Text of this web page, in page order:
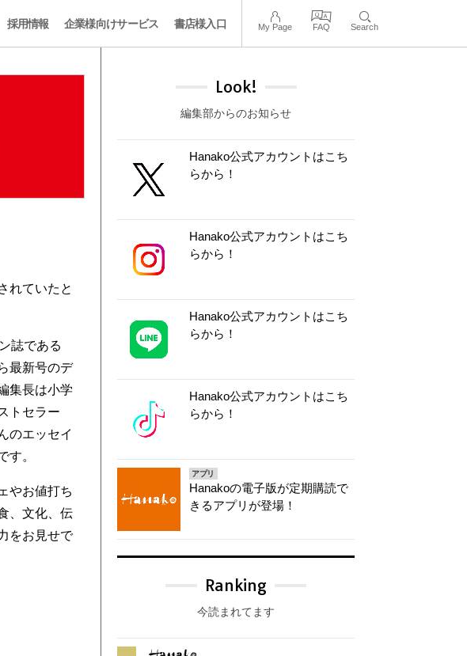
採用情報 企業様向けサービス 書店様入口 My Page FAQ Search
れていたと
誌である
最新号のデ
集長は小学
トセラー
のエッセイ
す。
やお値打ち
、文化、伝
をお見せで
Look!
編集部からのお知らせ
Hanako公式アカウントはこち
らから！
Hanako公式アカウントはこち
らから！
Hanako公式アカウントはこち
らから！
Hanako公式アカウントはこち
らから！
アプリ
Hanakoの電子版が定期購読で
きるアプリが登場！
Ranking
今読まれてます